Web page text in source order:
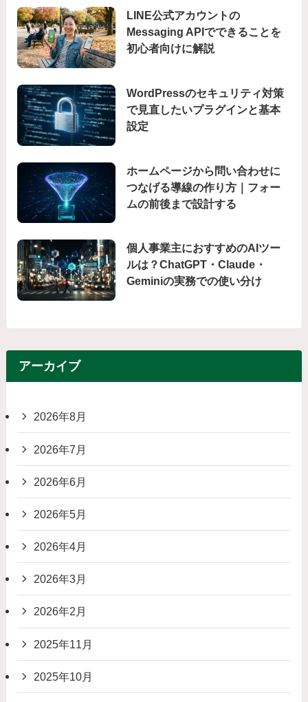
LINE公式アカウントの
Messaging APIでできることを
初心者向けに解説
WordPressのセキュリティ対策
で見直したいプラグインと基本
設定
ホームページから問い合わせに
つなげる導線の作り方｜フォー
ムの前後まで設計する
個人事業主におすすめのAIツー
ルは？ChatGPT・Claude・
Geminiの実務での使い分け
アーカイブ
2026年8月
2026年7月
2026年6月
2026年5月
2026年4月
2026年3月
2026年2月
2025年11月
2025年10月